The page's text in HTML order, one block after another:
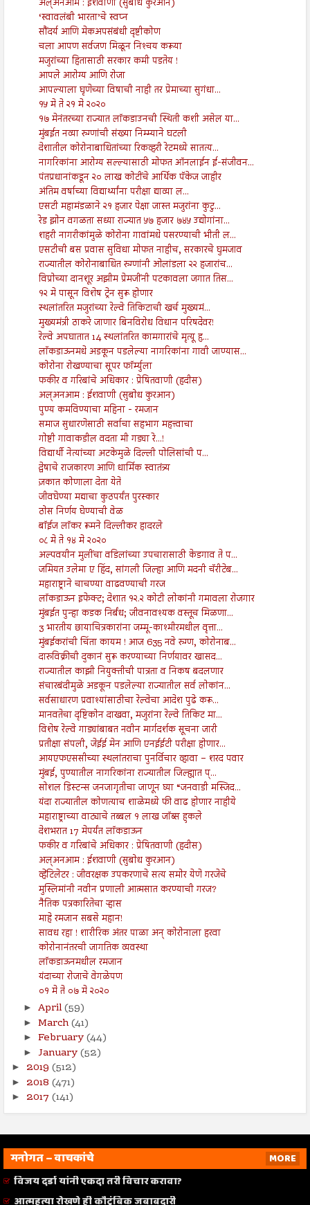
अल्अनआम : ईशवाणी (सुबोध कुरआन)
‘स्वावलंबी भारता’चे स्वप्न
सौंदर्य आणि मेकअपसंबंधी दृष्टीकोण
चला आपण सर्वजण मिळून निश्‍चय करूया
मजुरांच्या हितासाठी सरकार कमी पडतेय !
आपले आरोग्य आणि रोजा
आपल्याला घृणेच्या विषाची नाही तर प्रेमाच्या सुगंधा...
१५ मे ते २१ मे २०२०
१७ मेनंतरच्या राज्यात लॉकडाउनची स्थिती कशी असेल या...
मुंबईत नव्या रुग्णांची संख्या निम्म्याने घटली
देशातील कोरोनाबाधितांच्या रिकव्हरी रेटमध्ये सातत्य...
नागरिकांना आरोग्य सल्ल्यासाठी मोफत ऑनलाईन ई-संजीवन...
पंतप्रधानांकडून २० लाख कोटींचे आर्थिक पॅकेज जाहीर
अंतिम वर्षाच्या विद्यार्थ्यांना परीक्षा द्याव्या ल...
एसटी महामंडळाने २१ हजार पेक्षा जास्त मजुरांना कुटु...
रेड झोन वगळता सध्या राज्यात ५७ हजार ७४५ उद्योगांना...
शहरी नागरीकांमुळे कोरोना गावांमधे पसरण्याची भीती ल...
एसटीची बस प्रवास सुविधा मोफत नाहीच, सरकारचे घुमजाव
राज्यातील कोरोनाबाधित रुग्णांनी ओलांडला २२ हजारांच...
विप्रोच्या दानशूर अझीम प्रेमजींनी पटकावला जगात तिस...
१२ मे पासून विशेष ट्रेन सुरू होणार
स्थलांतरित मजुरांच्या रेल्वे तिकिटाची खर्च मुख्यमं...
मुख्यमंत्री ठाकरे जाणार बिनविरोध विधान परिषदेवर!
रेल्वे अपघातात 14 स्थलांतरित कामगारांचे मृत्यू हृ...
लाॅकडाऊनमधे अडकून पडलेल्या नागरिकांना गावी जाण्यास...
कोरोना रोखण्याचा सूपर फॉर्म्युला
फकीर व गरिबांचे अधिकार : प्रेषितवाणी (हदीस)
अल्अनआम : ईशवाणी (सुबोध कुरआन)
पुण्य कमविण्याचा महिना - रमजान
समाज सुधारणेसाठी सर्वाचा सहभाग महत्त्वाचा
गोष्टी गावाकडील वदता मी गड्या रे...!
विद्यार्थी नेत्यांच्या अटकेमुळे दिल्ली पोलिसांची प...
द्वेषाचे राजकारण आणि धार्मिक स्वातंत्र्य
ज़कात कोणाला देता येते
जीवघेण्या मद्याचा कुठपर्यंत पुरस्कार
ठोस निर्णय घेण्याची वेळ
बॉईज लॉकर रूमने दिल्लीकर हादरले
०८ मे ते १४ मे २०२०
अल्पवयीन मुलींचा वडिलांच्या उपचारासाठी केडगाव ते प...
जमियत उलेमा ए हिंद, सांगली जिल्हा आणि मदनी चॅरीटेब...
महाराष्ट्राने चाचण्या वाढवण्याची गरज
लॉकडाऊन इफेक्ट; देशात १२.२ कोटी लोकांनी गमावला रोजगार
मुंबईत पुन्हा कडक निर्बंध; जीवनावश्यक वस्तूच मिळणा...
3 भारतीय छायाचित्रकारांना जम्मू-काश्मीरमधील वृत्ता...
मुंबईकरांची चिंता कायम ! आज 635 नवे रुग्ण, कोरोनाब...
दारुविक्रीची दुकानं सुरू करण्याच्या निर्णयावर खासद...
राज्यातील काझी नियुक्तीची पात्रता व निकष बदलणार
संचारबंदीमुळे अडकून पडलेल्या राज्यातील सर्व लोकांन...
सर्वसाधारण प्रवाश्यांसाठीचा रेल्वेचा आदेश पुढे करू...
मानवतेचा दृष्टिकोन दाखवा, मजुरांना रेल्वे तिकिट मा...
विशेष रेल्वे गाड्यांबाबत नवीन मार्गदर्शक सूचना जारी
प्रतीक्षा संपली, जेईई मेन आणि एनईईटी परीक्षा होणार...
आयएफएससीच्या स्थलांतराचा पुनर्विचार व्हावा – शरद पवार
मुंबई, पुण्यातील नागरिकांना राज्यातील जिल्ह्यात प्...
सोशल डिस्टन्स जनजागृतीचा जाणून घ्या “जनवाडी मस्जिद...
यंदा राज्यातील कोणत्याच शाळेमध्ये फी वाढ होणार नाहीये
महाराष्ट्राच्या वाट्याचे तब्बल १ लाख जॉब्स हुकले
देशभरात 17 मेपर्यंत लॉकडाऊन
फकीर व गरिबांचे अधिकार : प्रेषितवाणी (हदीस)
अल्अनआम : ईशवाणी (सुबोध कुरआन)
व्हेंटिलेटर : जीवरक्षक उपकरणाचे सत्य समोर येणे गरजेचे
मुस्लिमांनी नवीन प्रणाली आत्मसात करण्याची गरज?
नैतिक पत्रकारितेचा ऱ्हास
माहे रमजान सबसे महान!
सावध रहा ! शारीरिक अंतर पाळा अन् कोरोनाला हरवा
कोरोनानंतरची जागतिक व्यवस्था
लॉकडाऊनमधील रमजान
यंदाच्या रोजाचे वेगळेपण
०१ मे ते ०७ मे २०२०
► April(59)
► March(41)
► February(44)
► January(52)
► 2019 (512)
► 2018 (471)
► 2017 (141)
मनोगत – वाचकांचे
MORE
विजय दर्डा यांनी एकदा तरी विचार करावा?
आत्महत्या रोखणे ही कौटुंबिक जबाबदारी